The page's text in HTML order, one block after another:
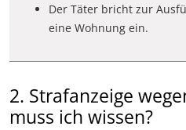
Der Täter bricht zur
eine Wohnung ein.
2. Strafanzeige
muss ich wissen?